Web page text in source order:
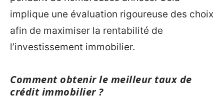
implique une évaluation rigoureuse des choix
afin de maximiser la rentabilité de
l’investissement immobilier.
Comment obtenir le meilleur taux de
crédit immobilier ?